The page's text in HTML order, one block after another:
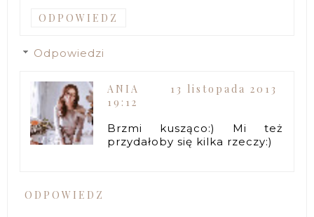
ODPOWIEDZ
Odpowiedzi
ANIA
13 listopada 2013
19:12
Brzmi kusząco:) Mi też
przydałoby się kilka rzeczy:)
ODPOWIEDZ